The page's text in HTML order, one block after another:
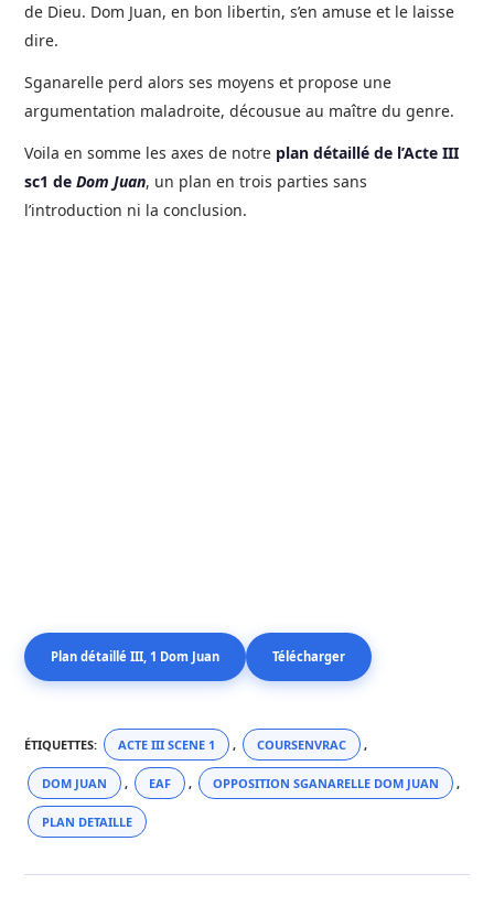
de Dieu. Dom Juan, en bon libertin, s’en amuse et le laisse
dire.
Sganarelle perd alors ses moyens et propose une
argumentation maladroite, décousue au maître du genre.
Voila en somme les axes de notre plan détaillé de l’Acte III
sc1 deDom Juan, un plan en trois parties sans
l’introduction ni la conclusion.
Plan détaillé III, 1 Dom Juan Télécharger
ÉTIQUETTES: ACTE III SCENE 1 , COURSENVRAC ,
DOM JUAN , EAF , OPPOSITION SGANARELLE DOM JUAN ,
PLAN DETAILLE